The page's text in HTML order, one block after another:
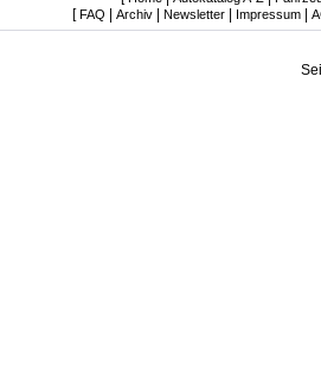
[ FAQ Archiv Newsletter Impressum